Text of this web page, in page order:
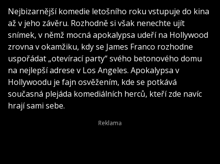
Nejbizarnější komedie letošního roku vstupuje do kina
až v jeho závěru. Rozhodně si však nenechte ujít
snímek, v němž mocná apokalypsa udeří na Hollywood
zrovna v okamžiku, kdy se James Franco rozhodne
uspořádat „otevírací party“ svého betonového domu
na nejlepší adrese v Los Angeles. Apokalypsa v
Hollywoodu je fajn osvěžením, kde se potkává
současná plejáda komediálních herců, kteří zde navíc
hrají sami sebe.